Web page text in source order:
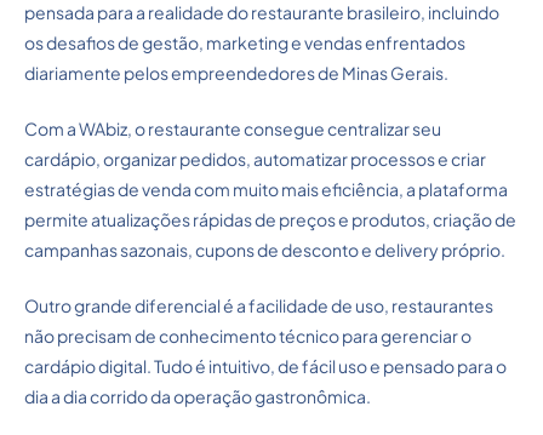
pensada para a realidade do restaurante brasileiro, incluindo
os desafios de gestão, marketing e vendas enfrentados
diariamente pelos empreendedores de Minas Gerais.
Com a WAbiz, o restaurante consegue centralizar seu
cardápio, organizar pedidos, automatizar processos e criar
estratégias de venda com muito mais eficiência, a plataforma
permite atualizações rápidas de preços e produtos, criação de
campanhas sazonais, cupons de desconto e delivery próprio.
Outro grande diferencial é a facilidade de uso, restaurantes
não precisam de conhecimento técnico para gerenciar o
cardápio digital. Tudo é intuitivo, de fácil uso e pensado para o
dia a dia corrido da operação gastronômica.